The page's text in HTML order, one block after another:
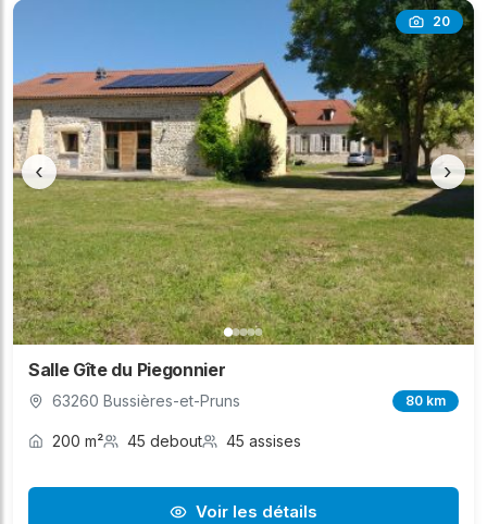
20
‹ ›
Salle Gîte du Piegonnier
63260 Bussières-et-Pruns 80 km
200 m² 45 debout 45 assises
Voir les détails